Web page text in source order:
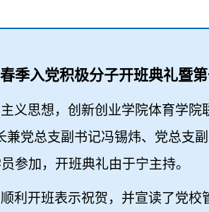
季入党积极分子开班典礼暨
义思想，创新创业学院体育学院
党总支副书记冯锡炜、党总支
参加，开班典礼由于宁主持。
利开班表示祝贺，并宣读了党校